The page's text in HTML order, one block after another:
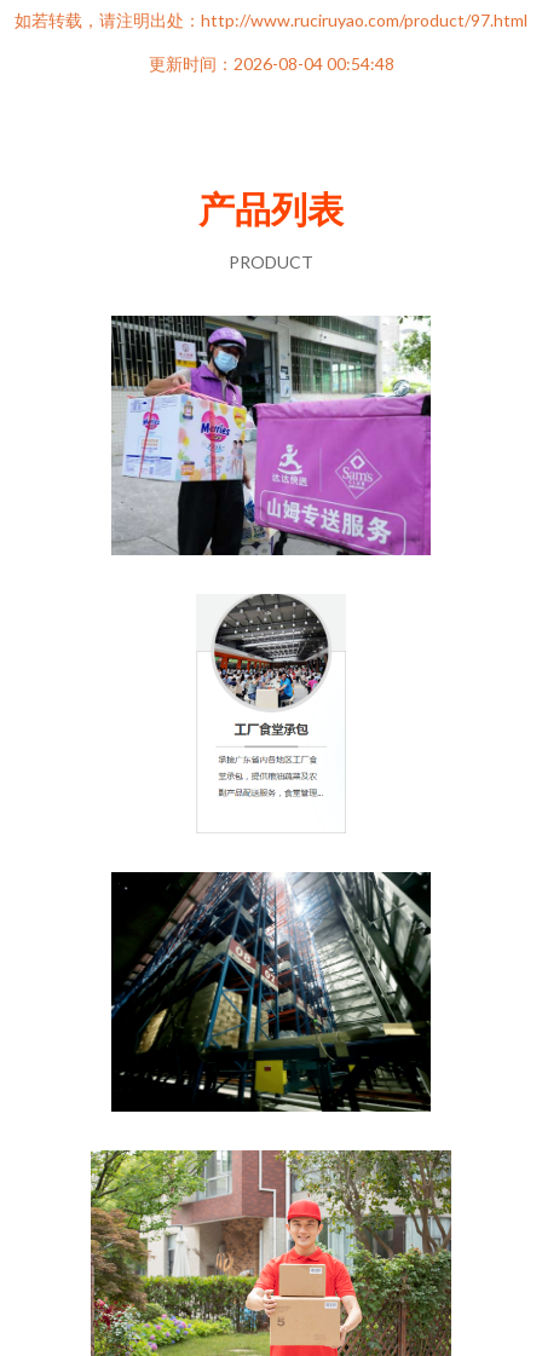
如若转载，请注明出处：http://www.ruciruyao.com/product/97.html
更新时间：2026-08-04 00:54:48
产品列表
PRODUCT